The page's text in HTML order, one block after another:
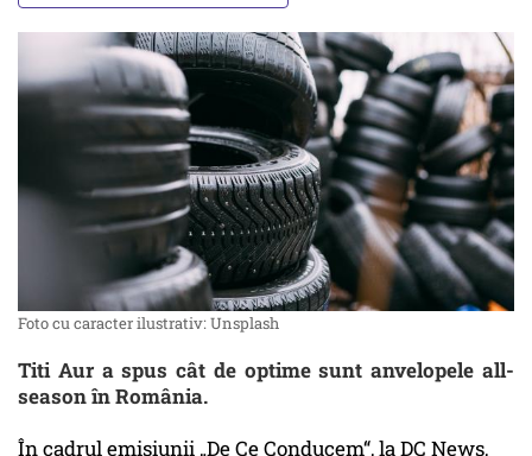
Foto cu caracter ilustrativ: Unsplash
Titi Aur a spus cât de optime sunt anvelopele all-
season în România.
În cadrul emisiunii „De Ce Conducem“, la DC News,